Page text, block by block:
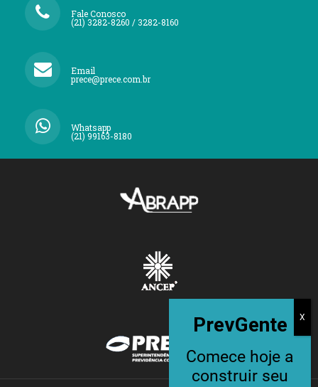
Fale Conosco
(21) 3282-8260 / 3282-8160
Email
prece@prece.com.br
Whatsapp
(21) 99163-8180
PrevGente
Comece hoje a
construir seu